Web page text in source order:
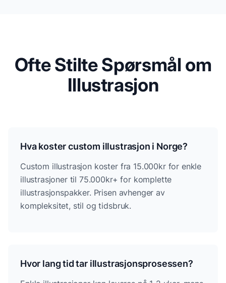
Ofte Stilte Spørsmål om
Illustrasjon
Hva koster custom illustrasjon i Norge?
Custom illustrasjon koster fra 15.000kr for enkle
illustrasjoner til 75.000kr+ for komplette
illustrasjonspakker. Prisen avhenger av
kompleksitet, stil og tidsbruk.
Hvor lang tid tar illustrasjonsprosessen?